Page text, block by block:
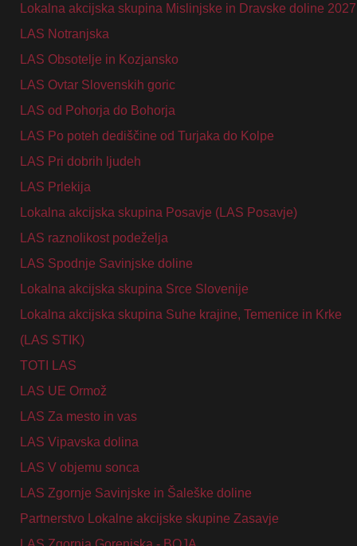
Lokalna akcijska skupina Mislinjske in Dravske doline 2027
LAS Notranjska
LAS Obsotelje in Kozjansko
LAS Ovtar Slovenskih goric
LAS od Pohorja do Bohorja
LAS Po poteh dediščine od Turjaka do Kolpe
LAS Pri dobrih ljudeh
LAS Prlekija
Lokalna akcijska skupina Posavje (LAS Posavje)
LAS raznolikost podeželja
LAS Spodnje Savinjske doline
Lokalna akcijska skupina Srce Slovenije
Lokalna akcijska skupina Suhe krajine, Temenice in Krke
(LAS STIK)
TOTI LAS
LAS UE Ormož
LAS Za mesto in vas
LAS Vipavska dolina
LAS V objemu sonca
LAS Zgornje Savinjske in Šaleške doline
Partnerstvo Lokalne akcijske skupine Zasavje